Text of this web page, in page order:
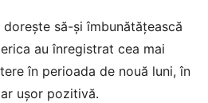
să-și îmbunătățească
au înregistrat cea mai
în perioada de nouă luni, în
ușor pozitivă.